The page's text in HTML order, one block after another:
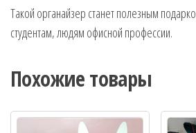
Такой органайзер станет полезным
студентам, людям офисной профессии.
Похожие товары